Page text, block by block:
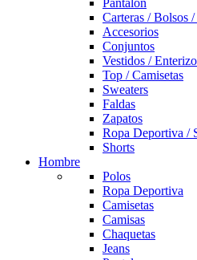
Pantalón
Carteras / Bolsos
Accesorios
Conjuntos
Vestidos /
Top / Camisetas
Sweaters
Faldas
Zapatos
Ropa Deportiva /
Shorts
Hombre
Polos
Ropa Deportiva
Camisetas
Camisas
Chaquetas
Jeans